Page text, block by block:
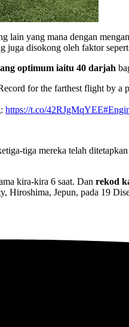
lain yang mana dengan
juga disokong oleh faktor
optimum iaitu 40 darjah
for the farthest flight by a
https://t.co/42RJgMqYEE
tiga mereka telah
kira-kira 6 saat. Dan rekod
Hiroshima, Jepun, pada 19